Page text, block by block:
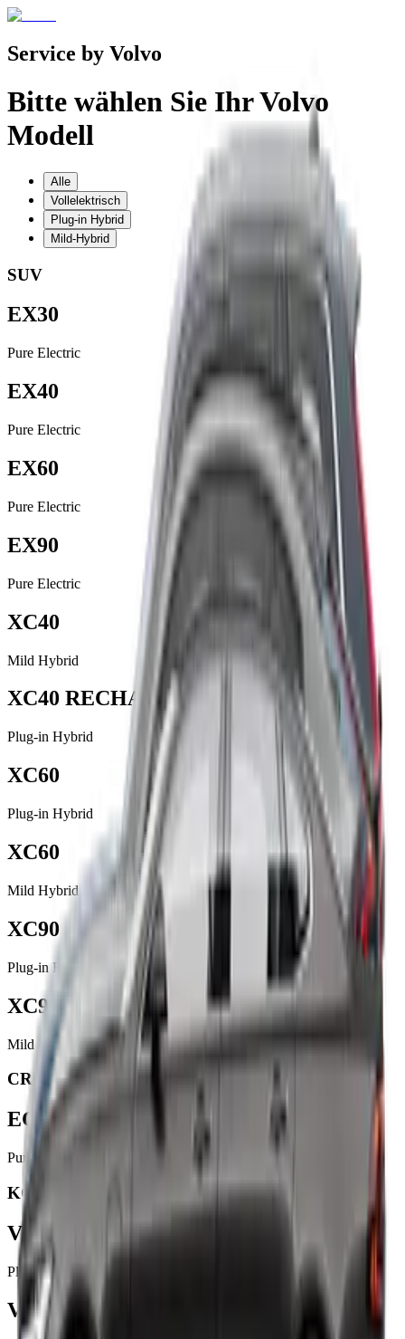
Service by Volvo
Bitte wählen Sie Ihr Volvo
Modell
Alle
Vollelektrisch
Plug-in Hybrid
Mild-Hybrid
SUV
EX30
Pure Electric
EX40
Pure Electric
EX60
Pure Electric
EX90
Pure Electric
XC40
Mild Hybrid
XC40 RECHARGE
Plug-in Hybrid
XC60
Plug-in Hybrid
XC60
Mild Hybrid
XC90
Plug-in Hybrid
XC90
Mild Hybrid
CROSSOVER
EC40
Pure Electric
KOMBI
V60
Plug-in Hybrid
V60